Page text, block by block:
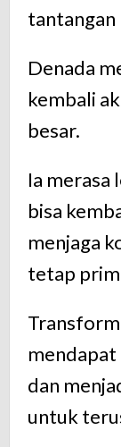
tantangan
Denada
kembali
besar.
Ia merasa
bisa
menjaga
tetap
dan
untuk